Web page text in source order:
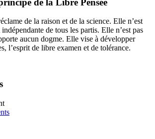
de la Libre Pensée
de la raison et de la science. Elle n’est
de tous les partis. Elle n’est pas
aucun dogme. Elle vise à développer
l’esprit de libre examen et de tolérance.